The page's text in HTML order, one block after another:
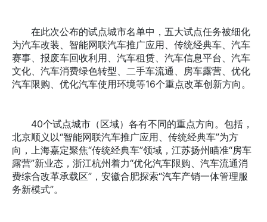
在此次公布的试点城市名单中，五大试点任务被细化
为汽车改装、智能网联汽车推广应用、传统经典车、汽车
赛事、报废车回收利用、汽车租赁、汽车信息平台、汽车
文化、汽车消费绿色转型、二手车流通、房车露营、优化
汽车限购、优化汽车使用环境等16个重点改革创新方向。
40个试点城市（区域）各有不同的重点方向。包括，
北京顺义以“智能网联汽车推广应用、传统经典车”为方
向，上海嘉定聚焦“传统经典车”领域，江苏扬州瞄准“房车
露营”新业态，浙江杭州着力“优化汽车限购、汽车流通消
费综合改革承载区”，安徽合肥探索“汽车产销一体管理服
务新模式”。